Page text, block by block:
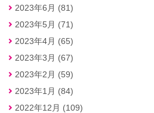
2023年6月 (81)
2023年5月 (71)
2023年4月 (65)
2023年3月 (67)
2023年2月 (59)
2023年1月 (84)
2022年12月 (109)